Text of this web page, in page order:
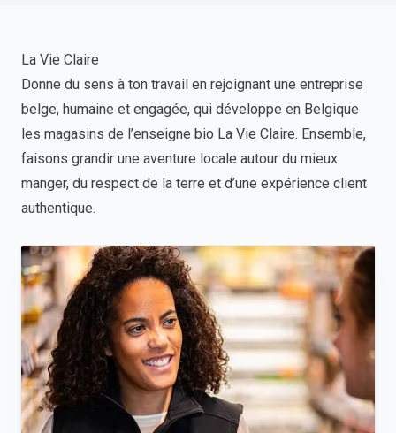
La Vie Claire
Donne du sens à ton travail en rejoignant une entreprise
belge, humaine et engagée, qui développe en Belgique
les magasins de l’enseigne bio La Vie Claire. Ensemble,
faisons grandir une aventure locale autour du mieux
manger, du respect de la terre et d’une expérience client
authentique.